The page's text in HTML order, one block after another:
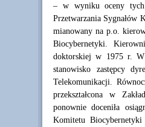
– w wyniku oceny tych
Przetwarzania
mianowany na p.o.
Biocybernetyki.
doktorskiej w 1975 r. W
stanowisko zastępcy
Telekomunikacji.
przekształcona w
ponownie doceniła
Komitetu